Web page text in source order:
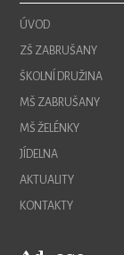
ÚVOD
ZŠ ZABRUŠANY
ŠKOLNÍ DRUŽINA
MŠ ZABRUŠANY
MŠ ŽELÉNKY
JÍDELNA
AKTUALITY
KONTAKTY